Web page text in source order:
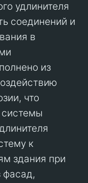
удлинителя
соединений и
в
из
что
системы
к
здания при
фасад,